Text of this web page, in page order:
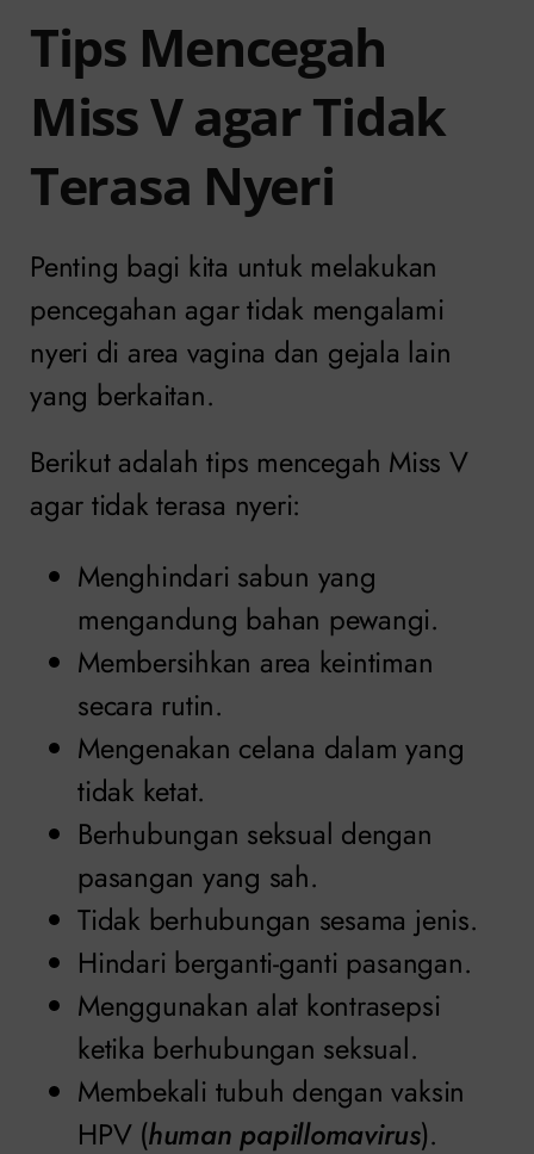
Tips Mencegah
Miss V agar Tidak
Terasa Nyeri
Penting bagi kita untuk melakukan
pencegahan agar tidak mengalami
nyeri di area vagina dan gejala lain
yang berkaitan.
Berikut adalah tips mencegah Miss V
agar tidak terasa nyeri:
Menghindari sabun yang
mengandung bahan pewangi.
Membersihkan area keintiman
secara rutin.
Mengenakan celana dalam yang
tidak ketat.
Berhubungan seksual dengan
pasangan yang sah.
Tidak berhubungan sesama jenis.
Hindari berganti-ganti pasangan.
Menggunakan alat kontrasepsi
ketika berhubungan seksual.
Membekali tubuh dengan vaksin
HPV (human papillomavirus).